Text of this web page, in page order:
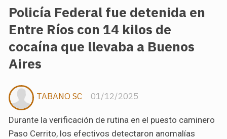
Policía Federal fue detenida en
Entre Ríos con 14 kilos de
cocaína que llevaba a Buenos
Aires
Durante la verificación de rutina en el puesto caminero
Paso Cerrito, los efectivos detectaron anomalías
01/12/2025
TABANO SC